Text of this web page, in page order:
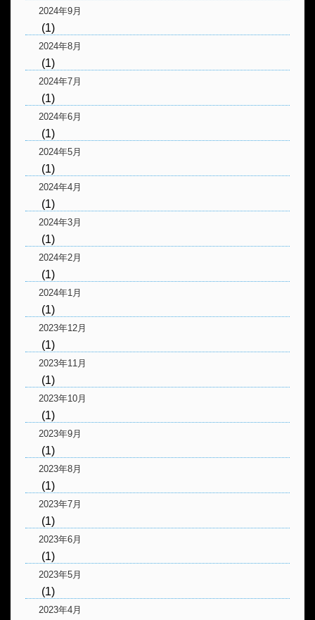
2024年9月
(1)
2024年8月
(1)
2024年7月
(1)
2024年6月
(1)
2024年5月
(1)
2024年4月
(1)
2024年3月
(1)
2024年2月
(1)
2024年1月
(1)
2023年12月
(1)
2023年11月
(1)
2023年10月
(1)
2023年9月
(1)
2023年8月
(1)
2023年7月
(1)
2023年6月
(1)
2023年5月
(1)
2023年4月